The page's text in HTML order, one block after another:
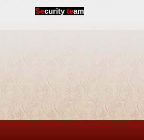
Security team